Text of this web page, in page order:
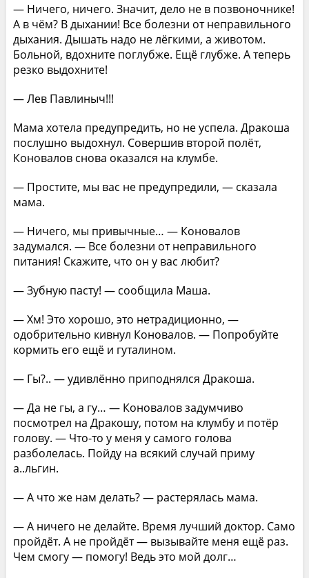
— Ничего, ничего. Значит, дело не в позвоночнике!
А в чём? В дыхании! Все болезни от неправильного
дыхания. Дышать надо не лёгкими, а животом.
Больной, вдохните поглубже. Ещё глубже. А теперь
резко выдохните!
— Лев Павлиныч!!!
Мама хотела предупредить, но не успела. Дракоша
послушно выдохнул. Совершив второй полёт,
Коновалов снова оказался на клумбе.
— Простите, мы вас не предупредили, — сказала
мама.
— Ничего, мы привычные… — Коновалов
задумался. — Все болезни от неправильного
питания! Скажите, что он у вас любит?
— Зубную пасту! — сообщила Маша.
— Хм! Это хорошо, это нетрадиционно, —
одобрительно кивнул Коновалов. — Попробуйте
кормить его ещё и гуталином.
— Гы?.. — удивлённо приподнялся Дракоша.
— Да не гы, а гу… — Коновалов задумчиво
посмотрел на Дракошу, потом на клумбу и потёр
голову. — Что-то у меня у самого голова
разболелась. Пойду на всякий случай приму
а..льгин.
— А что же нам делать? — растерялась мама.
— А ничего не делайте. Время лучший доктор. Само
пройдёт. А не пройдёт — вызывайте меня ещё раз.
Чем смогу — помогу! Ведь это мой долг…